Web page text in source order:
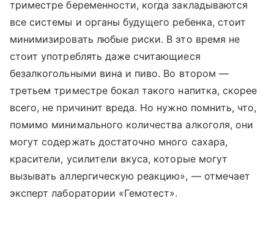
триместре беременности, когда закладываются
все системы и органы будущего ребенка, стоит
минимизировать любые риски. В это время не
стоит употреблять даже считающиеся
безалкогольными вина и пиво. Во втором —
третьем триместре бокал такого напитка, скорее
всего, не причинит вреда. Но нужно помнить, что,
помимо минимального количества алкоголя, они
могут содержать достаточно много сахара,
красители, усилители вкуса, которые могут
вызывать аллергическую реакцию», — отмечает
эксперт лаборатории «Гемотест».